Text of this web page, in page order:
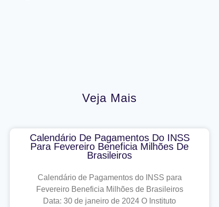
Veja Mais
Calendário De Pagamentos Do INSS
Para Fevereiro Beneficia Milhões De
Brasileiros
Calendário de Pagamentos do INSS para
Fevereiro Beneficia Milhões de Brasileiros
Data: 30 de janeiro de 2024 O Instituto